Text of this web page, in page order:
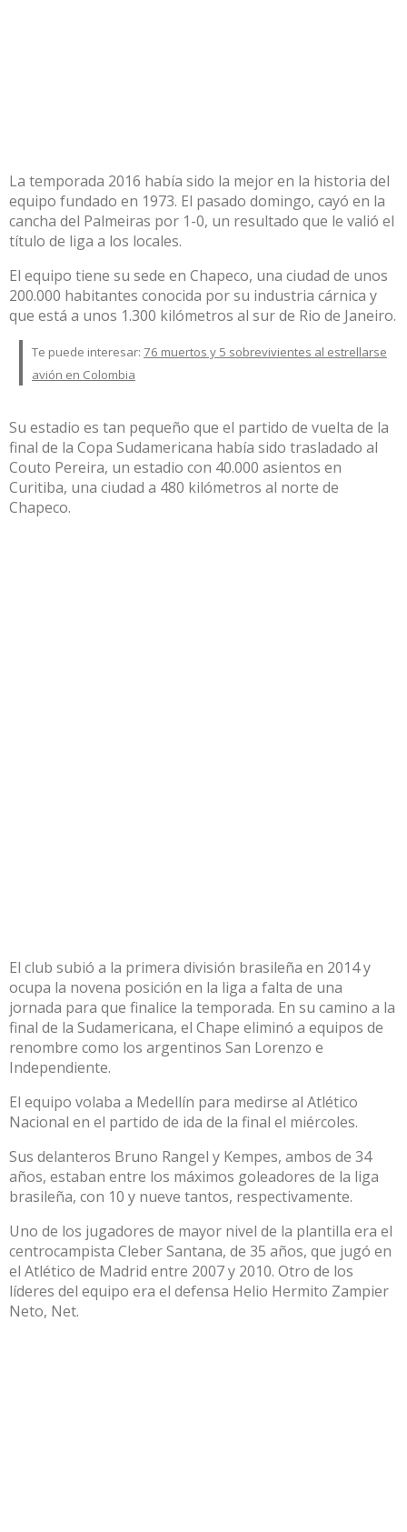
La temporada 2016 había sido la mejor en la historia del
equipo fundado en 1973. El pasado domingo, cayó en la
cancha del Palmeiras por 1-0, un resultado que le valió el
título de liga a los locales.
El equipo tiene su sede en Chapeco, una ciudad de unos
200.000 habitantes conocida por su industria cárnica y
que está a unos 1.300 kilómetros al sur de Rio de Janeiro.
Te puede interesar: 76 muertos y 5 sobrevivientes al estrellarse
avión en Colombia
Su estadio es tan pequeño que el partido de vuelta de la
final de la Copa Sudamericana había sido trasladado al
Couto Pereira, un estadio con 40.000 asientos en
Curitiba, una ciudad a 480 kilómetros al norte de
Chapeco.
El club subió a la primera división brasileña en 2014 y
ocupa la novena posición en la liga a falta de una
jornada para que finalice la temporada. En su camino a la
final de la Sudamericana, el Chape eliminó a equipos de
renombre como los argentinos San Lorenzo e
Independiente.
El equipo volaba a Medellín para medirse al Atlético
Nacional en el partido de ida de la final el miércoles.
Sus delanteros Bruno Rangel y Kempes, ambos de 34
años, estaban entre los máximos goleadores de la liga
brasileña, con 10 y nueve tantos, respectivamente.
Uno de los jugadores de mayor nivel de la plantilla era el
centrocampista Cleber Santana, de 35 años, que jugó en
el Atlético de Madrid entre 2007 y 2010. Otro de los
líderes del equipo era el defensa Helio Hermito Zampier
Neto, Net.